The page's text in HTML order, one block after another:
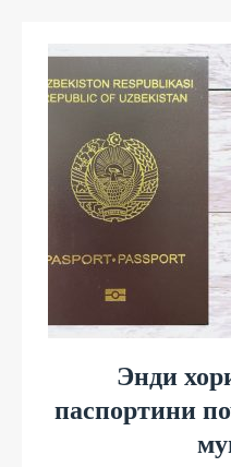
Энди
паспортини